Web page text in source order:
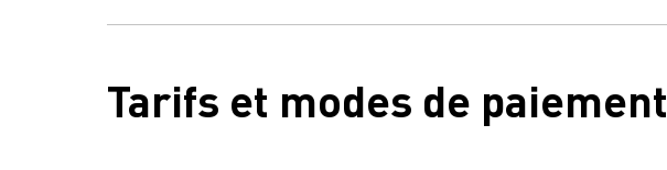
Tarifs et modes de paiement